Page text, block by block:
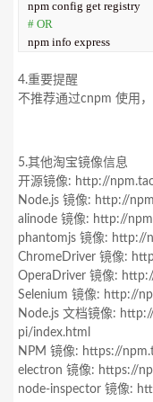
# OR
npm info express
4.重要提醒
不推荐通过cnpm 使用
5.其他淘宝镜像信息
开源镜像: http://
Node.js 镜像: http://
alinode 镜像: http://
phantomjs 镜像: http://
ChromeDriver 镜像:
OperaDriver 镜像:
Selenium 镜像: http://
Node.js 文档镜像:
pi/index.html
NPM 镜像: https://
electron 镜像: https://
node-inspector 镜像: